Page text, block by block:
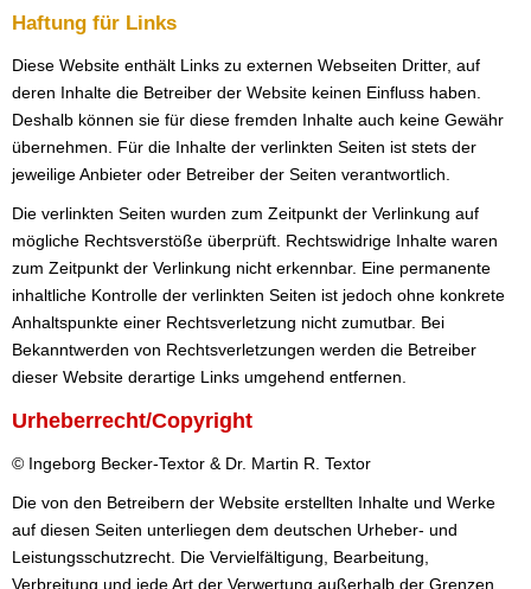
Haftung für Links
Diese Website enthält Links zu externen Webseiten Dritter, auf
deren Inhalte die Betreiber der Website keinen Einfluss haben.
Deshalb können sie für diese fremden Inhalte auch keine Gewähr
übernehmen. Für die Inhalte der verlinkten Seiten ist stets der
jeweilige Anbieter oder Betreiber der Seiten verantwortlich.
Die verlinkten Seiten wurden zum Zeitpunkt der Verlinkung auf
mögliche Rechtsverstöße überprüft. Rechtswidrige Inhalte waren
zum Zeitpunkt der Verlinkung nicht erkennbar. Eine permanente
inhaltliche Kontrolle der verlinkten Seiten ist jedoch ohne konkrete
Anhaltspunkte einer Rechtsverletzung nicht zumutbar. Bei
Bekanntwerden von Rechtsverletzungen werden die Betreiber
dieser Website derartige Links umgehend entfernen.
Urheberrecht/Copyright
© Ingeborg Becker-Textor & Dr. Martin R. Textor
Die von den Betreibern der Website erstellten Inhalte und Werke
auf diesen Seiten unterliegen dem deutschen Urheber- und
Leistungsschutzrecht. Die Vervielfältigung, Bearbeitung,
Verbreitung und jede Art der Verwertung außerhalb der Grenzen